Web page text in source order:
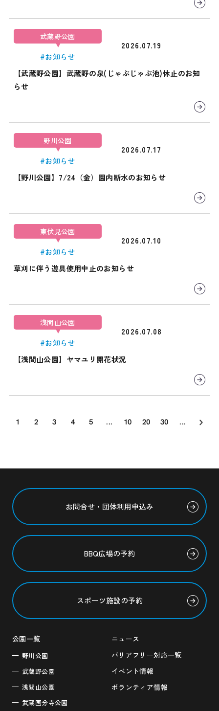
武蔵野公園
#お知らせ
2026.07.19
【武蔵野公園】武蔵野の泉(じゃぶじゃぶ池)休止のお知
らせ
野川公園
#お知らせ
2026.07.17
【野川公園】7/24（金）園内断水のお知らせ
東伏見公園
#お知らせ
2026.07.10
草刈に伴う遊具使用中止のお知らせ
浅間山公園
#お知らせ
2026.07.08
【浅間山公園】ヤマユリ開花状況
1 2 3 4 5 ... 10 20 30 ...
お問合せ・団体利用申込み
BBQ広場の予約
スポーツ施設の予約
公園一覧
野川公園
武蔵野公園
浅間山公園
武蔵国分寺公園
ニュース
バリアフリー対応一覧
イベント情報
ボランティア情報